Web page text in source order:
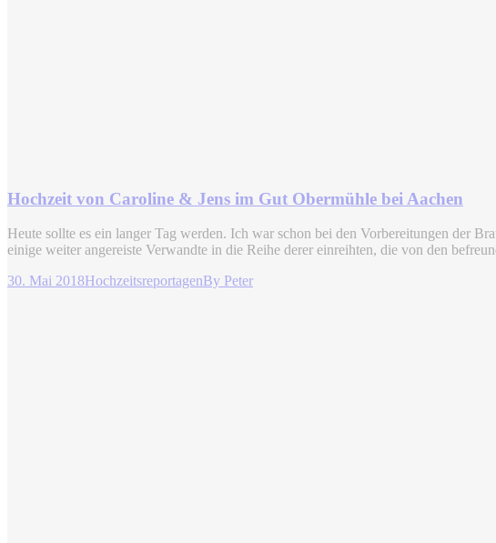
Hochzeit von Caroline & Jens im Gut Obermühle bei Aachen
Heute sollte es ein langer Tag werden. Ich war schon bei den Vorbereitungen der
einige weiter angereiste Verwandte in die Reihe derer einreihten, die von den
30. Mai 2018HochzeitsreportagenBy Peter